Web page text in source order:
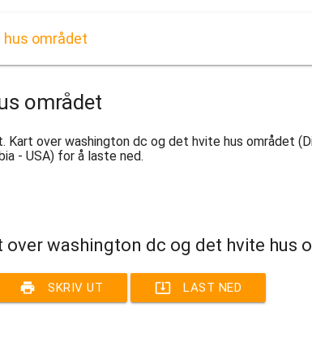
hus området
området
over washington dc og det hvite hus området
- USA) for å laste ned.
over washington dc og det hvite hus
print SKRIV UT system_update_alt LAST NED